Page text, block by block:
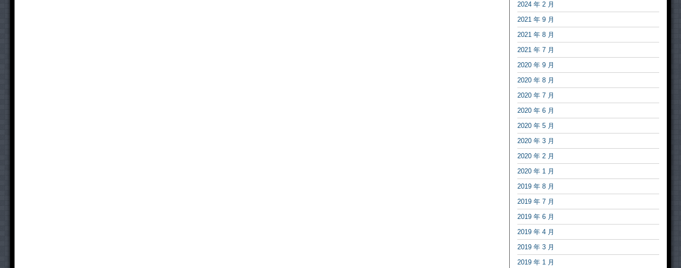
2024 年 2 月
2021 年 9 月
2021 年 8 月
2021 年 7 月
2020 年 9 月
2020 年 8 月
2020 年 7 月
2020 年 6 月
2020 年 5 月
2020 年 3 月
2020 年 2 月
2020 年 1 月
2019 年 8 月
2019 年 7 月
2019 年 6 月
2019 年 4 月
2019 年 3 月
2019 年 1 月